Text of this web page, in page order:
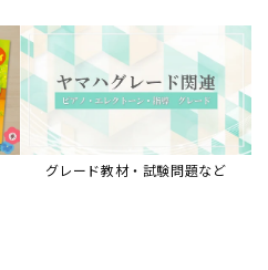
グレード教材・試験問題など